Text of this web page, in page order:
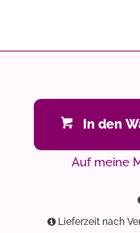
In den
Auf meine
Lieferzeit nach